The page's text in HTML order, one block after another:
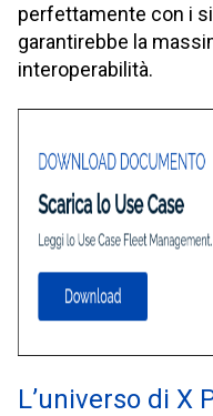
perfettamente con i
garantirebbe la
interoperabilità.
L’universo di X